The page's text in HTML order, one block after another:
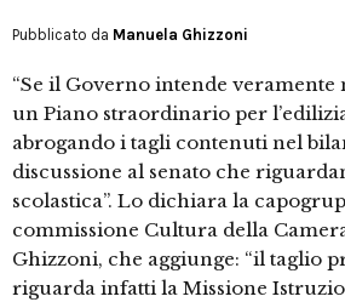
Pubblicato da Manuela Ghizzoni
“Se il Governo intende
un Piano straordinario per
abrogando i tagli contenuti nel
discussione al senato che
scolastica”. Lo dichiara la
commissione Cultura della
Ghizzoni, che aggiunge: “il taglio
riguarda infatti la Missione